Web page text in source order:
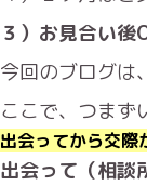
３）お見合い後
今回のブログは
ここで、つまず
出会ってから交際
出会って（相談